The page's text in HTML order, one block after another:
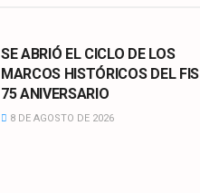
SE ABRIÓ EL CICLO DE LOS
MARCOS HISTÓRICOS DEL FIS
75 ANIVERSARIO
8 DE AGOSTO DE 2026